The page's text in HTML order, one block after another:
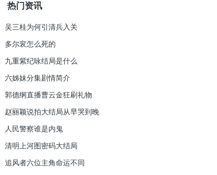
热门资讯
吴三桂为何引清兵入关
多尔衮怎么死的
九重紫纪咏结局是什么
六姊妹分集剧情简介
郭德纲直播曹云金狂刷礼物
赵丽颖说拍大结局从早哭到晚
人民警察谁是内鬼
清明上河图密码大结局
追风者六位主角命运不同